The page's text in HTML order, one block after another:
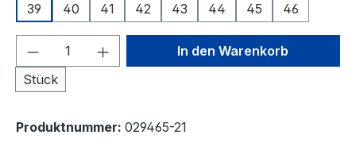
39
40 41 42 43 44 45 46
Produkt Anzahl: Gib den
Stück
In den Warenkorb
Produktnummer: 029465-21